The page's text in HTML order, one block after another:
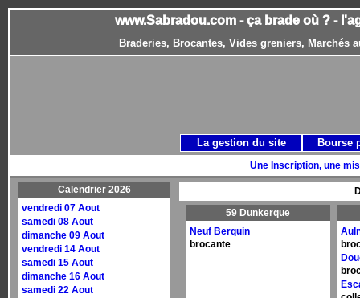
www.Sabradou.com - ça brade où ? -
Braderies, Brocantes, Vides greniers, Marchés
Une Inscription, une
Calendrier 2026
vendredi 07 Aout
samedi 08 Aout
dimanche 09 Aout
vendredi 14 Aout
samedi 15 Aout
dimanche 16 Aout
samedi 22 Aout
59 Dunkerque
Neuf Berquin
brocante
La gestion du site Bourse